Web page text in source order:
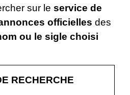
sur le service de
officielles des
ou le sigle choisi
RECHERCHE